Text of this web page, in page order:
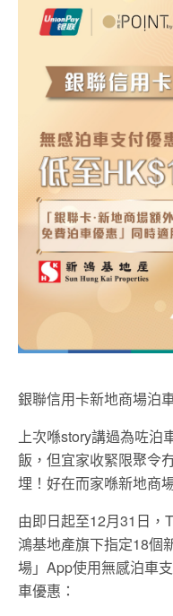
銀聯信用卡新地商場泊
上次喺story講過為咗泊
飯，但宜家收緊限聚令
埋！好在而家喺新地商
由即日起至12月31 日，
鴻基地產旗下指定18個
場」 App使用無感泊車
車優惠：